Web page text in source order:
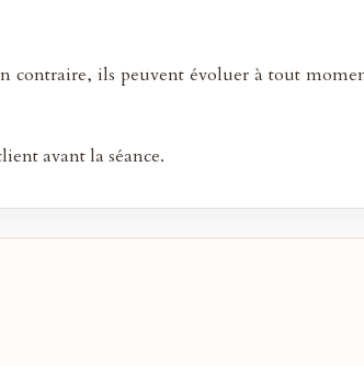
contraire, ils peuvent évoluer à tout
avant la séance.